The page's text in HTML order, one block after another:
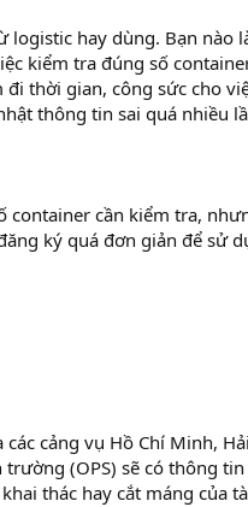
logistic hay dùng. Bạn nào
kiểm tra đúng số
thời gian, công sức cho
thông tin sai quá nhiều
container cần kiểm tra,
ký quá đơn giản để sử
cảng vụ Hồ Chí Minh,
(OPS) sẽ có thông
thác hay cắt máng của